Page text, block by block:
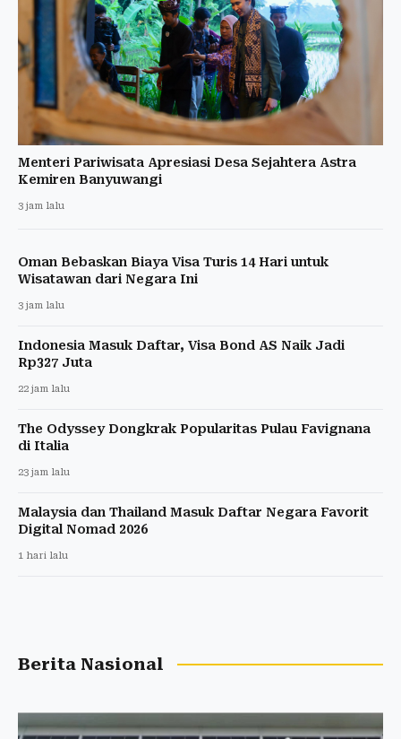
Menteri Pariwisata Apresiasi Desa Sejahtera Astra
Kemiren Banyuwangi
3 jam lalu
Oman Bebaskan Biaya Visa Turis 14 Hari untuk
Wisatawan dari Negara Ini
3 jam lalu
Indonesia Masuk Daftar, Visa Bond AS Naik Jadi
Rp327 Juta
22 jam lalu
The Odyssey Dongkrak Popularitas Pulau Favignana
di Italia
23 jam lalu
Malaysia dan Thailand Masuk Daftar Negara Favorit
Digital Nomad 2026
1 hari lalu
Berita Nasional